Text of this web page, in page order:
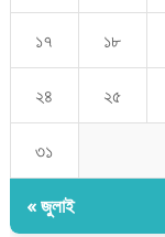
১৭ ১৮
২৪ ২৫
৩১
« জুলাই